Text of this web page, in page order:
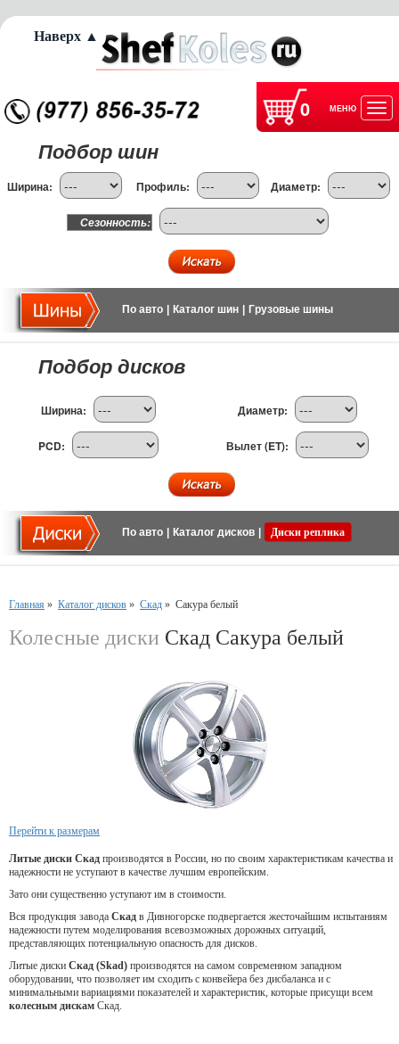
0 МЕНЮ
Подбор шин
Ширина: Профиль: Диаметр:
Сезонность:
По авто Каталог шин Грузовые шины
Подбор дисков
Ширина: Диаметр:
PCD: Вылет (ET):
По авто Каталог дисков Диски реплика
Главная » Каталог дисков » Скад » Сакура белый
Колесные диски Скад Сакура белый
Перейти к размерам
Литые диски Скад производятся в России, но по своим характеристикам качества и
надежности не уступают в качестве лучшим европейским.
Зато они существенно уступают им в стоимости.
Вся продукция завода Скад в Дивногорске подвергается жесточайшим испытаниям
надежности путем моделирования всевозможных дорожных ситуаций,
представляющих потенциальную опасность для дисков.
Литые диски Скад (Skad) производятся на самом современном западном
оборудовании, что позволяет им сходить с конвейера без дисбаланса и с
минимальными вариациями показателей и характеристик, которые присущи всем
колесным дискам Скад.
Наверх ▲